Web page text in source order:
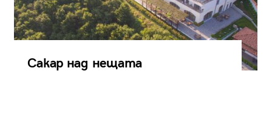
Сакар над нещата